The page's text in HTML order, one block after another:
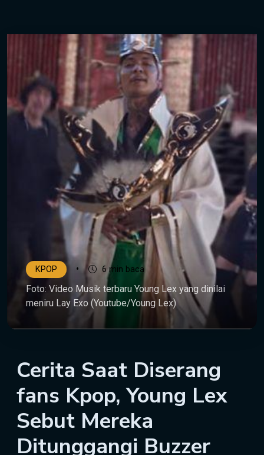
KPOP • 6 min baca
Foto: Video Musik terbaru Young Lex yang dinilai
meniru Lay Exo (Youtube/Young Lex)
Cerita Saat Diserang
fans Kpop, Young Lex
Sebut Mereka
Ditunggangi Buzzer